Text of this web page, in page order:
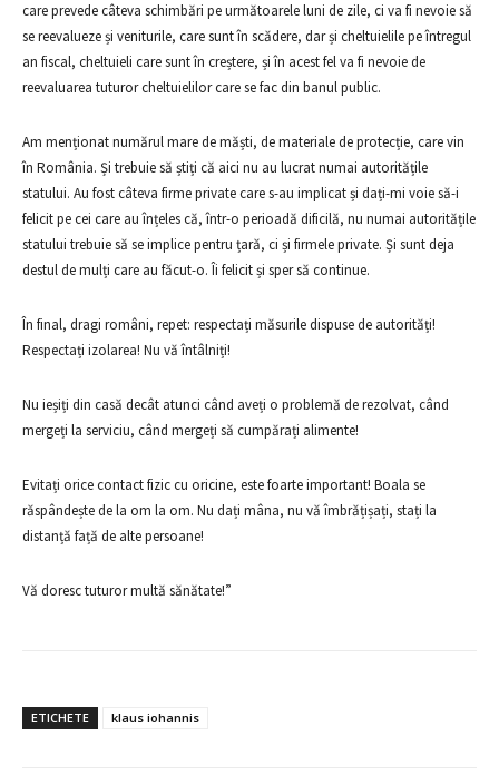
care prevede câteva schimbări pe următoarele luni de zile, ci va fi nevoie să
se reevalueze și veniturile, care sunt în scădere, dar și cheltuielile pe întregul
an fiscal, cheltuieli care sunt în creștere, și în acest fel va fi nevoie de
reevaluarea tuturor cheltuielilor care se fac din banul public.
Am menționat numărul mare de măști, de materiale de protecție, care vin
în România. Și trebuie să știți că aici nu au lucrat numai autoritățile
statului. Au fost câteva firme private care s-au implicat și dați-mi voie să-i
felicit pe cei care au înțeles că, într-o perioadă dificilă, nu numai autoritățile
statului trebuie să se implice pentru țară, ci și firmele private. Și sunt deja
destul de mulți care au făcut-o. Îi felicit și sper să continue.
În final, dragi români, repet: respectați măsurile dispuse de autorități!
Respectați izolarea! Nu vă întâlniți!
Nu ieșiți din casă decât atunci când aveți o problemă de rezolvat, când
mergeți la serviciu, când mergeți să cumpărați alimente!
Evitați orice contact fizic cu oricine, este foarte important! Boala se
răspândește de la om la om. Nu dați mâna, nu vă îmbrățișați, stați la
distanță față de alte persoane!
Vă doresc tuturor multă sănătate!”
ETICHETE klaus iohannis